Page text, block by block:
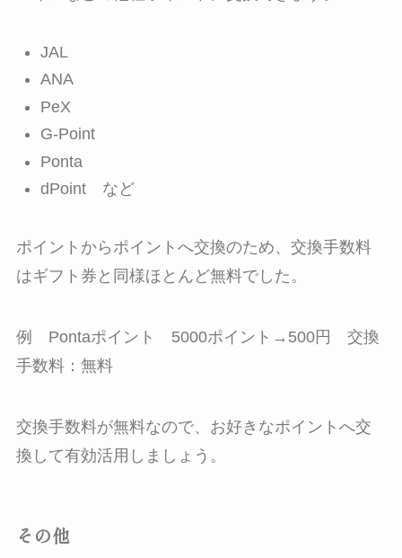
JAL
ANA
PeX
G-Point
Ponta
dPoint など
ポイントからポイントへ交換のため、交換手数料
はギフト券と同様ほとんど無料でした。
例 Pontaポイント 5000ポイント→500円 交換
手数料：無料
交換手数料が無料なので、お好きなポイントへ交
換して有効活用しましょう。
その他